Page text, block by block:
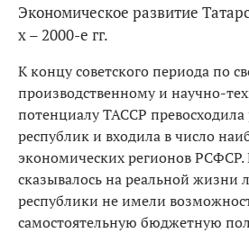
Экономическое развитие
х – 2000-е гг.
К концу советского периода по
производственному и научно-
потенциалу ТАССР
республик и входила в число
экономических регионов
сказывалось на реальной
республики не имели
самостоятельную бюджетную